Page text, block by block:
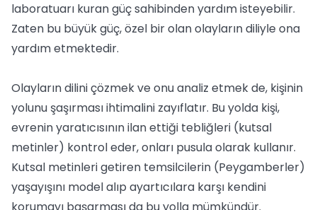
laboratuarı kuran güç sahibinden yardım isteyebilir.
Zaten bu büyük güç, özel bir olan olayların diliyle ona
yardım etmektedir.
Olayların dilini çözmek ve onu analiz etmek de, kişinin
yolunu şaşırması ihtimalini zayıflatır. Bu yolda kişi,
evrenin yaratıcısının ilan ettiği tebliğleri (kutsal
metinler) kontrol eder, onları pusula olarak kullanır.
Kutsal metinleri getiren temsilcilerin (Peygamberler)
yaşayışını model alıp ayartıcılara karşı kendini